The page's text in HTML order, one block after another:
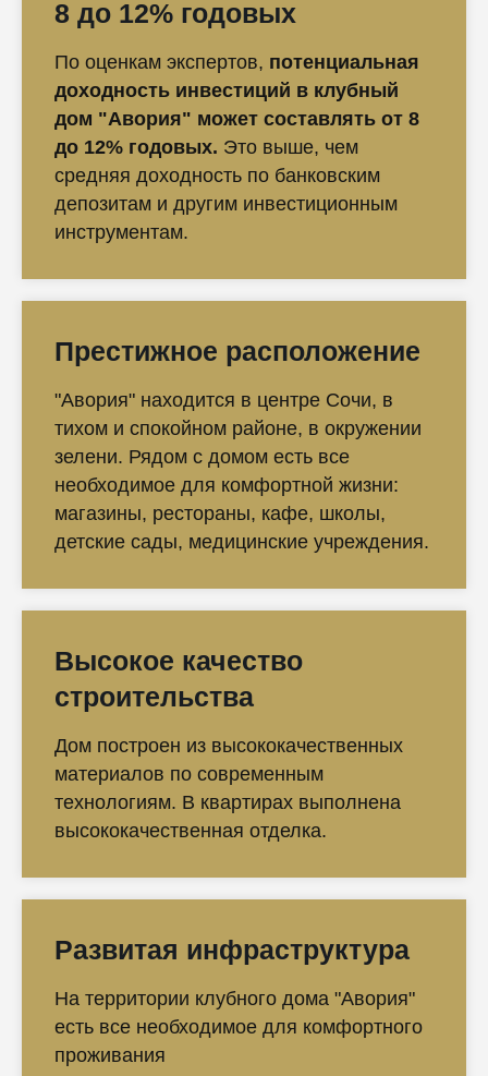
8 до 12% годовых
По оценкам экспертов, потенциальная
доходность инвестиций в клубный
дом "Авория" может составлять от 8
до 12% годовых. Это выше, чем
средняя доходность по банковским
депозитам и другим инвестиционным
инструментам.
Престижное расположение
"Авория" находится в центре Сочи, в
тихом и спокойном районе, в окружении
зелени. Рядом с домом есть все
необходимое для комфортной жизни:
магазины, рестораны, кафе, школы,
детские сады, медицинские учреждения.
Высокое качество
строительства
Дом построен из высококачественных
материалов по современным
технологиям. В квартирах выполнена
высококачественная отделка.
Развитая инфраструктура
На территории клубного дома "Авория"
есть все необходимое для комфортного
проживания